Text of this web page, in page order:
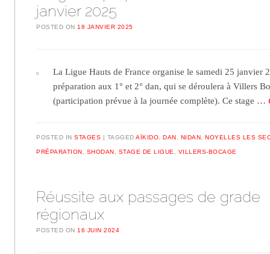
janvier 2025
POSTED ON18 JANVIER 2025
La Ligue Hauts de France organise le samedi 25 janvier
préparation aux 1° et 2° dan, qui se déroulera à Villers
(participation prévue à la journée complète). Ce stage …
POSTED INSTAGES TAGGEDAÏKIDO ,DAN NIDAN ,NOYELLES LES
PRÉPARATION SHODAN STAGE DE LIGUE VILLERS-BOCAGE
Réussite aux passages de grade
régionaux
POSTED ON16 JUIN 2024